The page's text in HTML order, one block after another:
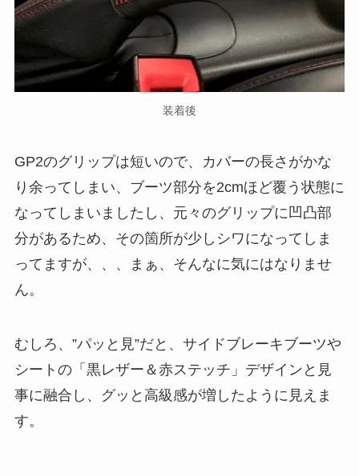
装着後
GP2のグリップは短いので、カバーの長さがかな
り余ってしまい、ブーツ部分を2cmほど覆う状態に
なってしまいましたし、元々のグリップに凹凸部
分があるため、その箇所が少しシワになってしま
ってますが、、、まぁ、そんなに気にはなりませ
ん。
むしろ、”パッと見”だと、サイドブレーキブーツや
シートの「黒レザー＆赤ステッチ」デザインと見
事に融合し、グッと高級感が増したように見えま
す。